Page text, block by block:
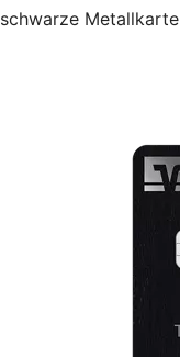
schwarze Metallkarte